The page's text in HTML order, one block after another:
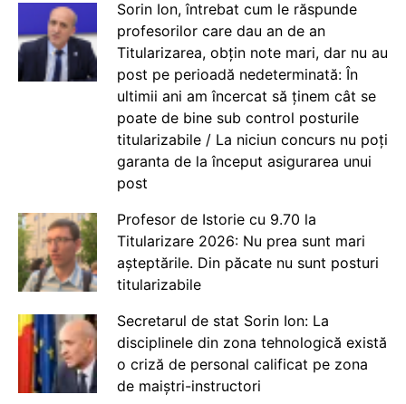
Sorin Ion, întrebat cum le răspunde
profesorilor care dau an de an
Titularizarea, obțin note mari, dar nu au
post pe perioadă nedeterminată: În
ultimii ani am încercat să ținem cât se
poate de bine sub control posturile
titularizabile / La niciun concurs nu poți
garanta de la început asigurarea unui
post
Profesor de Istorie cu 9.70 la
Titularizare 2026: Nu prea sunt mari
așteptările. Din păcate nu sunt posturi
titularizabile
Secretarul de stat Sorin Ion: La
disciplinele din zona tehnologică există
o criză de personal calificat pe zona
de maiștri-instructori